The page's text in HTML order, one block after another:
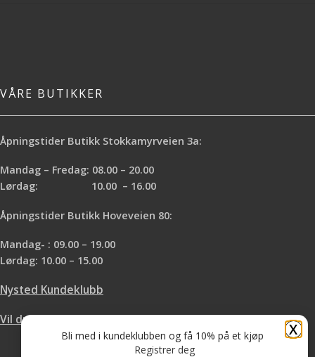
VÅRE BUTIKKER
Åpningstider Butikk Stokkamyrveien 3a:
Mandag – Fredag: 08.00 – 20.00
Lørdag: 10.00 – 16.00
Åpningstider Butikk Hoveveien 80:
Mandag- : 09.00 – 19.00
Lørdag: 10.00 – 15.00
Nysted Kundeklubb
Vil du leie hos oss?
X
Bli med i kundeklubben og få 10% på et kjøp
Registrer deg